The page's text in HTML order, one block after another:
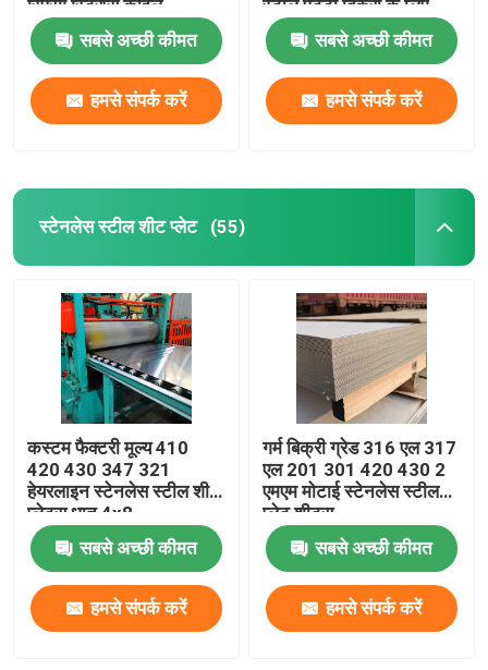
स्प्रिंग स्ट्रिप्स कॉइल
सबसे अच्छी कीमत
हमसे संपर्क करें
स्टील पट्टी बिक्री के लिए
सबसे अच्छी कीमत
हमसे संपर्क करें
स्टेनलेस स्टील शीट प्लेट (55)
कस्टम फैक्टरी मूल्य 410
420 430 347 321
हेयरलाइन स्टेनलेस स्टील शीट
प्लेट्स धातु 4x8
सबसे अच्छी कीमत
हमसे संपर्क करें
गर्म बिक्री ग्रेड 316 एल 317
एल 201 301 420 430 2
एमएम मोटाई स्टेनलेस स्टील
प्लेट शीट्स
सबसे अच्छी कीमत
हमसे संपर्क करें